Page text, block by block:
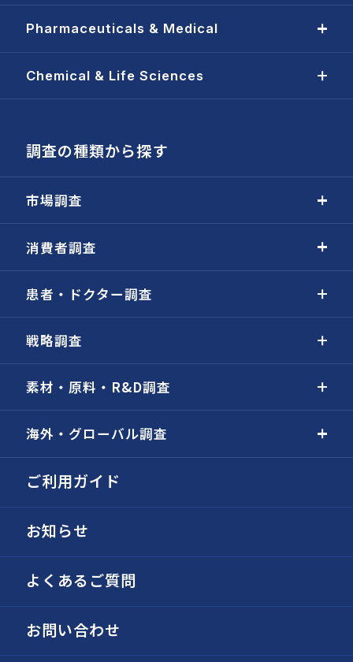
Pharmaceuticals & Medical
Chemical & Life Sciences
調査の種類から探す
市場調査
消費者調査
患者・ドクター調査
戦略調査
素材・原料・R&D調査
海外・グローバル調査
ご利用ガイド
お知らせ
よくあるご質問
お問い合わせ